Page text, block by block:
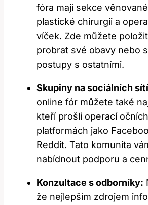
fóra mají sekce
plastické chirurgii a
víček. Zde můžete
probrat své obavy nebo
postupy s ostatními.
Skupiny na sociálních
online fór můžete také
kteří prošli operací
platformách jako
Reddit. Tato komunita
nabídnout podporu a
Konzultace s odborníky:
že nejlepším zdrojem